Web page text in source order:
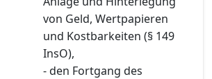
von Geld, Wertpapieren
und Kostbarkeiten (§ 149
InsO),
- den Fortgang des